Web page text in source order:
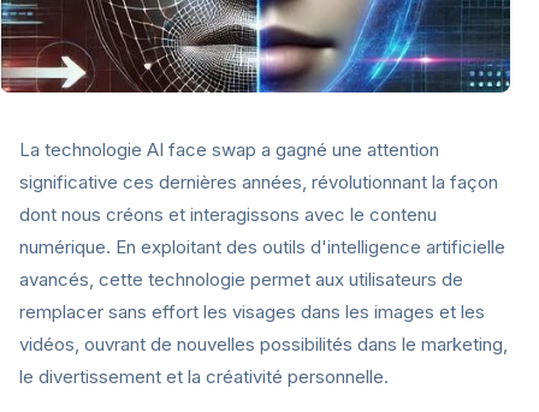
La technologie AI face swap a gagné une attention
significative ces dernières années, révolutionnant la façon
dont nous créons et interagissons avec le contenu
numérique. En exploitant des outils d'intelligence artificielle
avancés, cette technologie permet aux utilisateurs de
remplacer sans effort les visages dans les images et les
vidéos, ouvrant de nouvelles possibilités dans le marketing,
le divertissement et la créativité personnelle.